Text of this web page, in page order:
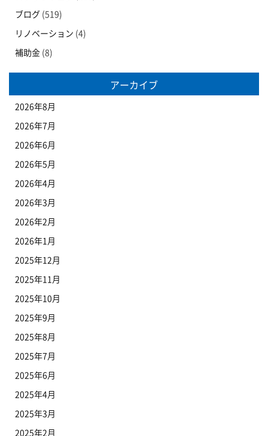
ブログ (519)
リノベーション (4)
補助金 (8)
アーカイブ
2026年8月
2026年7月
2026年6月
2026年5月
2026年4月
2026年3月
2026年2月
2026年1月
2025年12月
2025年11月
2025年10月
2025年9月
2025年8月
2025年7月
2025年6月
2025年4月
2025年3月
2025年2月